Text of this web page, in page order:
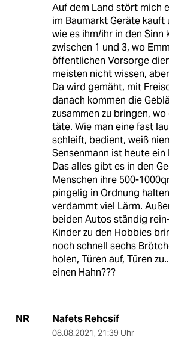
Auf dem Land stört mich
im Baumarkt Geräte
wie es ihm/ihr in den Sinn
zwischen 1 und 3, wo
öffentlichen Vorsorge
meisten nicht wissen,
Da wird gemäht, mit
danach kommen die
zusammen zu bringen, wo
täte. Wie man eine fast
schleift, bedient, weiß
Sensenmann ist heute
Das alles gibt es in den
Menschen ihre 500-
pingelig in Ordnung
verdammt viel Lärm.
beiden Autos ständig
Kinder zu den Hobbies
noch schnell sechs
holen, Türen auf, Türen
einen Hahn???
NR Nafets Rehcsif
08.08.2021, 21:39 Uhr